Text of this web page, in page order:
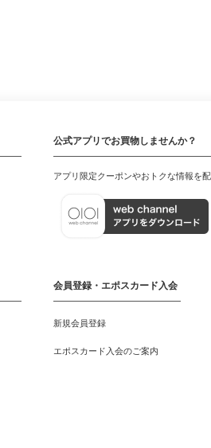
公式アプリでお買物しませんか？
アプリ限定クーポンやおトクな情報を配
会員登録・エポスカード入会
新規会員登録
エポスカード入会のご案内